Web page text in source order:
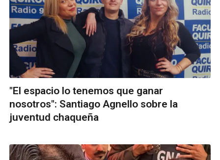
"El espacio lo tenemos que ganar
nosotros": Santiago Agnello sobre la
juventud chaqueña